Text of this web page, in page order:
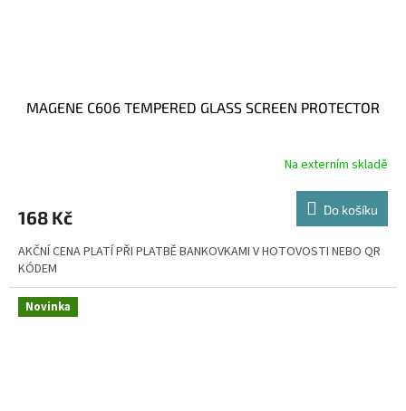
MAGENE C606 TEMPERED GLASS SCREEN PROTECTOR
Na externím skladě
168 Kč Do košíku
AKČNÍ CENA PLATÍ PŘI PLATBĚ BANKOVKAMI V HOTOVOSTI NEBO QR
KÓDEM
Novinka